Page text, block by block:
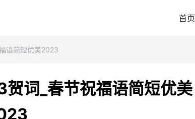
首页
语简短优美2023
词_春节祝福语简短优美